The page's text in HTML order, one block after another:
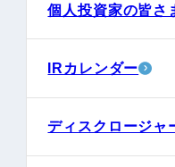
個人投資家の皆さ
IRカレンダー
ディスクロージャ